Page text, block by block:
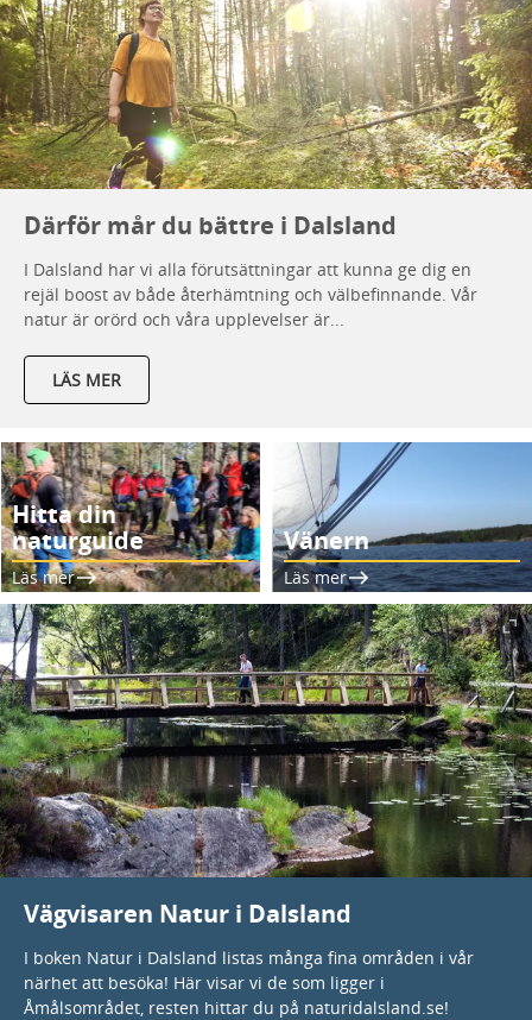
Därför mår du bättre i Dalsland
I Dalsland har vi alla förutsättningar att kunna ge dig en
rejäl boost av både återhämtning och välbefinnande. Vår
natur är orörd och våra upplevelser är...
LÄS MER
Hitta din
naturguide
Läs mer
Vänern
Läs mer
Vägvisaren Natur i Dalsland
I boken Natur i Dalsland listas många fina områden i vår
närhet att besöka! Här visar vi de som ligger i
Åmålsområdet, resten hittar du på naturidalsland.se!